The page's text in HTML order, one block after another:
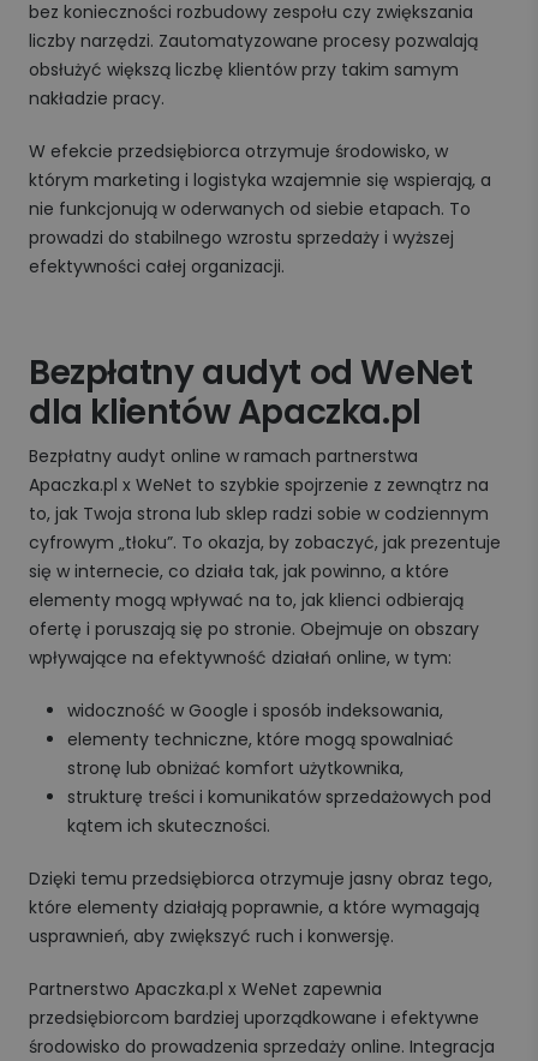
bez konieczności rozbudowy zespołu czy zwiększania
liczby narzędzi. Zautomatyzowane procesy pozwalają
obsłużyć większą liczbę klientów przy takim samym
nakładzie pracy.
W efekcie przedsiębiorca otrzymuje środowisko, w
którym marketing i logistyka wzajemnie się wspierają, a
nie funkcjonują w oderwanych od siebie etapach. To
prowadzi do stabilnego wzrostu sprzedaży i wyższej
efektywności całej organizacji.
Bezpłatny audyt od WeNet
dla klientów Apaczka.pl
Bezpłatny audyt online w ramach partnerstwa
Apaczka.pl x WeNet to szybkie spojrzenie z zewnątrz na
to, jak Twoja strona lub sklep radzi sobie w codziennym
cyfrowym „tłoku”. To okazja, by zobaczyć, jak prezentuje
się w internecie, co działa tak, jak powinno, a które
elementy mogą wpływać na to, jak klienci odbierają
ofertę i poruszają się po stronie. Obejmuje on obszary
wpływające na efektywność działań online, w tym:
widoczność w Google i sposób indeksowania,
elementy techniczne, które mogą spowalniać
stronę lub obniżać komfort użytkownika,
strukturę treści i komunikatów sprzedażowych pod
kątem ich skuteczności.
Dzięki temu przedsiębiorca otrzymuje jasny obraz tego,
które elementy działają poprawnie, a które wymagają
usprawnień, aby zwiększyć ruch i konwersję.
Partnerstwo Apaczka.pl x WeNet zapewnia
przedsiębiorcom bardziej uporządkowane i efektywne
środowisko do prowadzenia sprzedaży online. Integracja